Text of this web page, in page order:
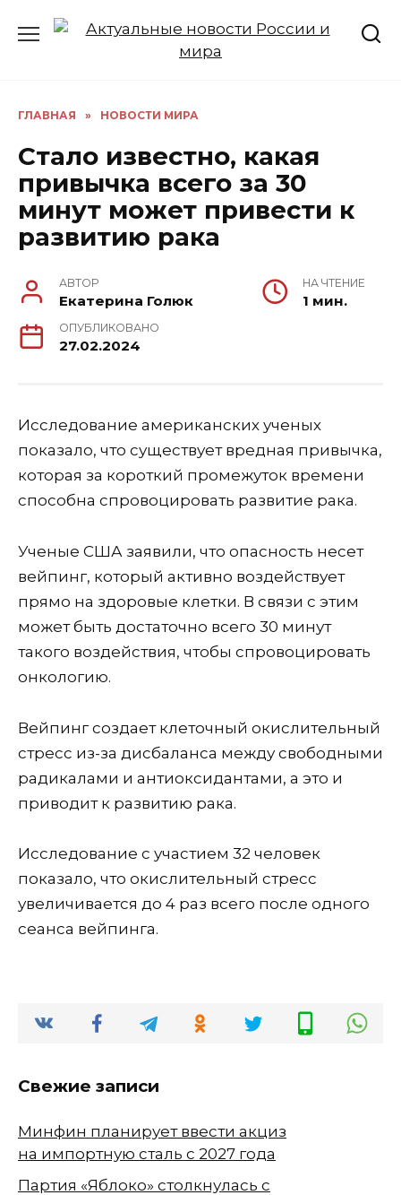
ГЛАВНАЯ » НОВОСТИ МИРА
Стало известно, какая
привычка всего за 30
минут может привести к
развитию рака
АВТОР
Екатерина Голюк
НА ЧТЕНИЕ
1 мин.
ОПУБЛИКОВАНО
27.02.2024
Исследование американских ученых
показало, что существует вредная привычка,
которая за короткий промежуток времени
способна спровоцировать развитие рака.
Ученые США заявили, что опасность несет
вейпинг, который активно воздействует
прямо на здоровые клетки. В связи с этим
может быть достаточно всего 30 минут
такого воздействия, чтобы спровоцировать
онкологию.
Вейпинг создает клеточный окислительный
стресс из-за дисбаланса между свободными
радикалами и антиоксидантами, а это и
приводит к развитию рака.
Исследование с участием 32 человек
показало, что окислительный стресс
увеличивается до 4 раз всего после одного
сеанса вейпинга.
Свежие записи
Минфин планирует ввести акциз
на импортную сталь с 2027 года
Партия «Яблоко» столкнулась с